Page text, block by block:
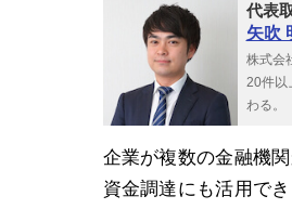
代表
矢吹
株式会
20件以
わる。
企業が複数の金融機
資金調達にも活用で